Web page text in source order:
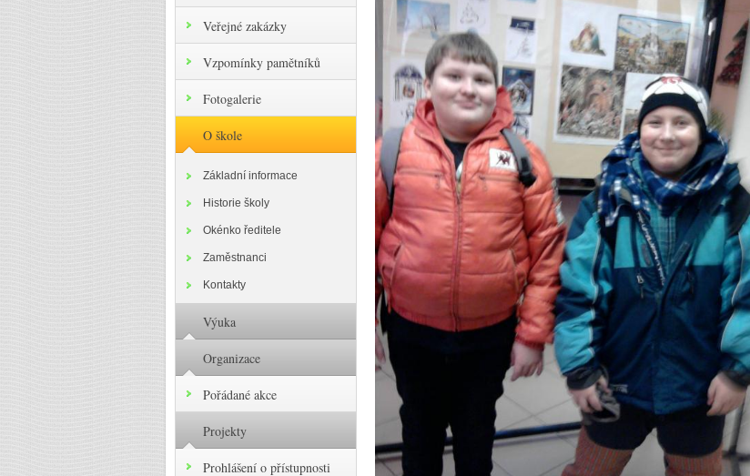
Veřejné zakázky
Vzpomínky pamětníků
Fotogalerie
O škole
Základní informace
Historie školy
Okénko ředitele
Zaměstnanci
Kontakty
Výuka
Organizace
Pořádané akce
Projekty
Prohlášení o přístupnosti